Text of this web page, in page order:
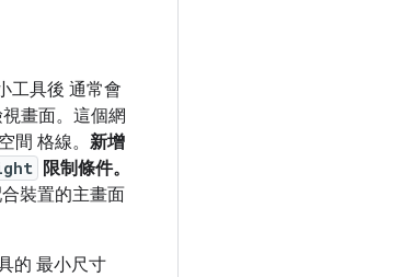
工具後 通常會
畫面。這個網
格線。 新增
限制條件。
裝置的主畫面
的 最小尺寸